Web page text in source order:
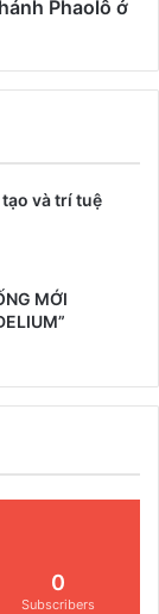
Phaolô ở
và trí tuệ
MỚI
0
Subscribers